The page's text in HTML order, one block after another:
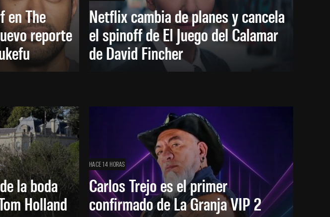
en The
reporte
Netflix cambia de planes y cancela
el spinoff de El Juego del Calamar
de David Fincher
la boda
Holland
HACE 14 HORAS
Carlos Trejo es el primer
confirmado de La Granja VIP 2